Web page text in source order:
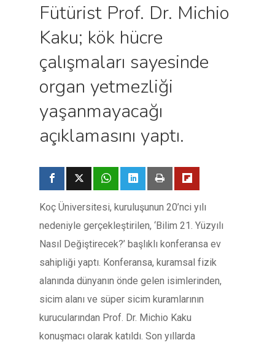
Fütürist Prof. Dr. Michio
Kaku; kök hücre
çalışmaları sayesinde
organ yetmezliği
yaşanmayacağı
açıklamasını yaptı.
Koç Üniversitesi, kuruluşunun 20’nci yılı
nedeniyle gerçekleştirilen, ‘Bilim 21. Yüzyılı
Nasıl Değiştirecek?’ başlıklı konferansa ev
sahipliği yaptı. Konferansa, kuramsal fizik
alanında dünyanın önde gelen isimlerinden,
sicim alanı ve süper sicim kuramlarının
kurucularından Prof. Dr. Michio Kaku
konuşmacı olarak katıldı. Son yıllarda